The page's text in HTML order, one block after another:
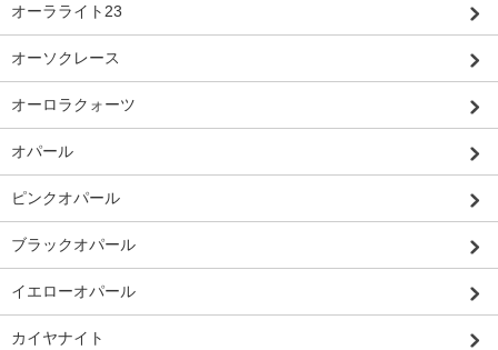
オーラライト23
オーソクレース
オーロラクォーツ
オパール
ピンクオパール
ブラックオパール
イエローオパール
カイヤナイト